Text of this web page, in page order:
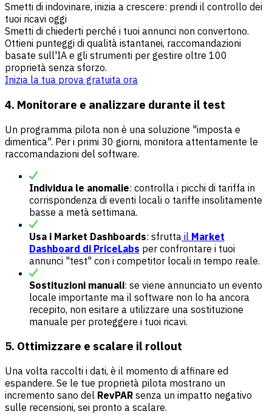
Smetti di indovinare, inizia a crescere: prendi il controllo dei
tuoi ricavi oggi
Smetti di chiederti perché i tuoi annunci non convertono.
Ottieni punteggi di qualità istantanei, raccomandazioni
basate sull'IA e gli strumenti per gestire oltre 100
proprietà senza sforzo.
Inizia la tua prova gratuita ora
4. Monitorare e analizzare durante il test
Un programma pilota non è una soluzione "imposta e
dimentica". Per i primi 30 giorni, monitora attentamente le
raccomandazioni del software.
Individua le anomalie: controlla i picchi di tariffa in
corrispondenza di eventi locali o tariffe insolitamente
basse a metà settimana.
Usa i Market Dashboards: sfrutta il Market
Dashboard di PriceLabs per confrontare i tuoi
annunci "test" con i competitor locali in tempo reale.
Sostituzioni manuali: se viene annunciato un evento
locale importante ma il software non lo ha ancora
recepito, non esitare a utilizzare una sostituzione
manuale per proteggere i tuoi ricavi.
5. Ottimizzare e scalare il rollout
Una volta raccolti i dati, è il momento di affinare ed
espandere. Se le tue proprietà pilota mostrano un
incremento sano del RevPAR senza un impatto negativo
sulle recensioni, sei pronto a scalare.